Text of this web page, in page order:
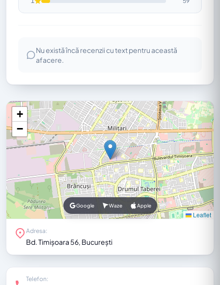
Nu există încă recenzii cu text pentru această
afacere.
+
−
Leaflet
Google Waze Apple
Adresa:
Bd. Timișoara 56, București
Telefon: